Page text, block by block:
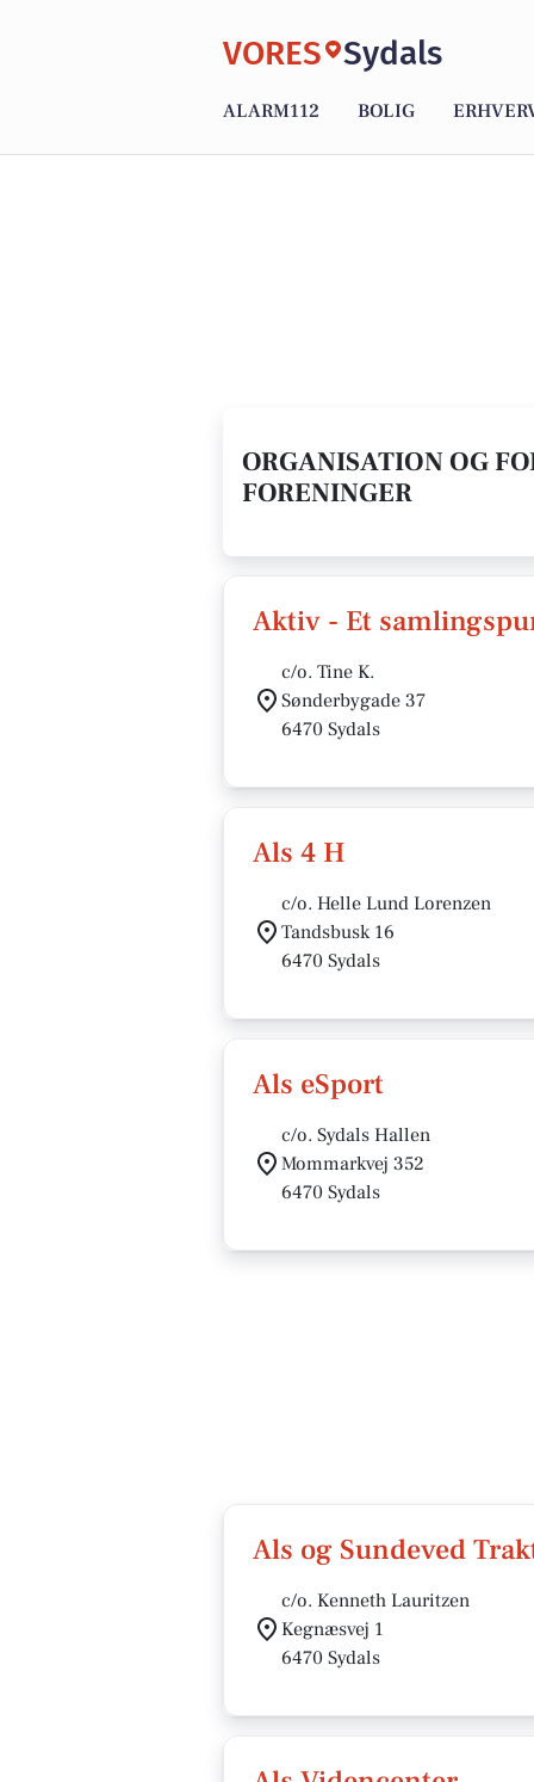
VORES Sydals
ALARM112 BOLIG
ORGANISATION OG
FORENINGER
Aktiv - Et
c/o. Tine K.
Sønderbygade 37
6470 Sydals
Als 4 H
c/o. Helle Lund Lorenzen
Tandsbusk 16
6470 Sydals
Als eSport
c/o. Sydals Hallen
Mommarkvej 352
6470 Sydals
Als og Sundeved
c/o. Kenneth Lauritzen
Kegnæsvej 1
6470 Sydals